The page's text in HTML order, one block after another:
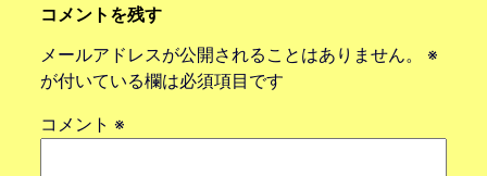
コメントを残す
メールアドレスが公開されることはありません。
※
が付いている欄は必須項目です
コメント ※